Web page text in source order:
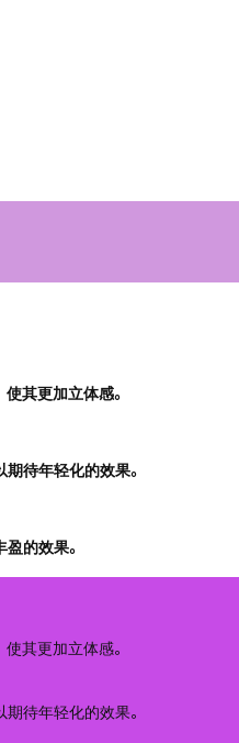
其更加立体感。
待年轻化的效果。
的效果。
其更加立体感。
待年轻化的效果。